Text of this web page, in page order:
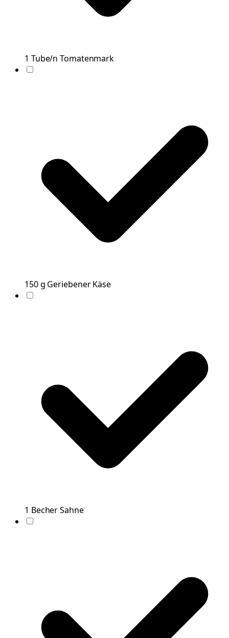
1 Tube/n Tomatenmark
150g Geriebener Käse
1 BecherSahne